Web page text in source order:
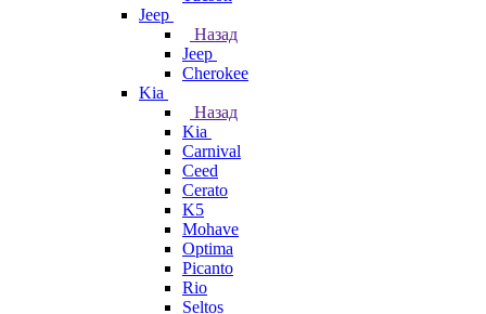
Jeep
Назад
Jeep
Cherokee
Kia
Назад
Kia
Carnival
Ceed
Cerato
K5
Mohave
Optima
Picanto
Rio
Seltos